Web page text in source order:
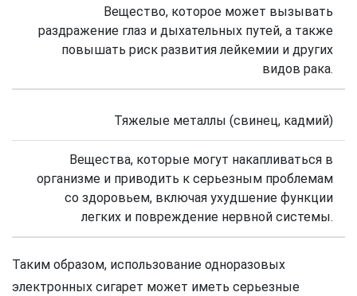
Вещество, которое может вызывать
раздражение глаз и дыхательных путей, а также
повышать риск развития лейкемии и других
видов рака.
Тяжелые металлы (свинец, кадмий)
Вещества, которые могут накапливаться в
организме и приводить к серьезным проблемам
со здоровьем, включая ухудшение функции
легких и повреждение нервной системы.
Таким образом, использование одноразовых
электронных сигарет может иметь серьезные